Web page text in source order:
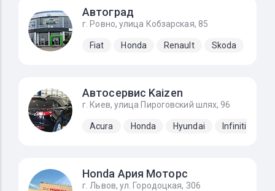
Автоград
г. Ровно, улица Кобзарская, 85
Fiat Honda Renault Skoda
Автосервис Kaizen
г. Киев, улица Пироговский шлях, 96
Acura Honda Hyundai Infiniti
Honda Ария Моторс
г. Львов, ул. Городоцкая, 306